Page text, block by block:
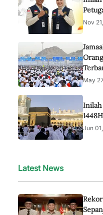
Nov
May
Inilah
Jun
Latest News